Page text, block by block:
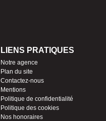
LIENS PRATIQUES
Notre agence
Plan du site
Contactez-nous
Mentions
Politique de confidentialité
Politique des cookies
Nos honoraires